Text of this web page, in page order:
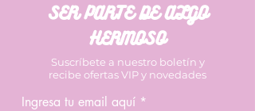
SER PARTE DE ALGO
HERMOSO
Suscríbete a nuestro boletín y
recibe ofertas VIP y novedades
Ingresa tu email aquí